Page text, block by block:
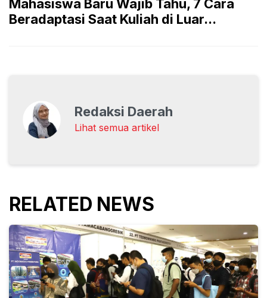
Mahasiswa Baru Wajib Tahu, 7 Cara
Beradaptasi Saat Kuliah di Luar...
Redaksi Daerah
Lihat semua artikel
RELATED NEWS